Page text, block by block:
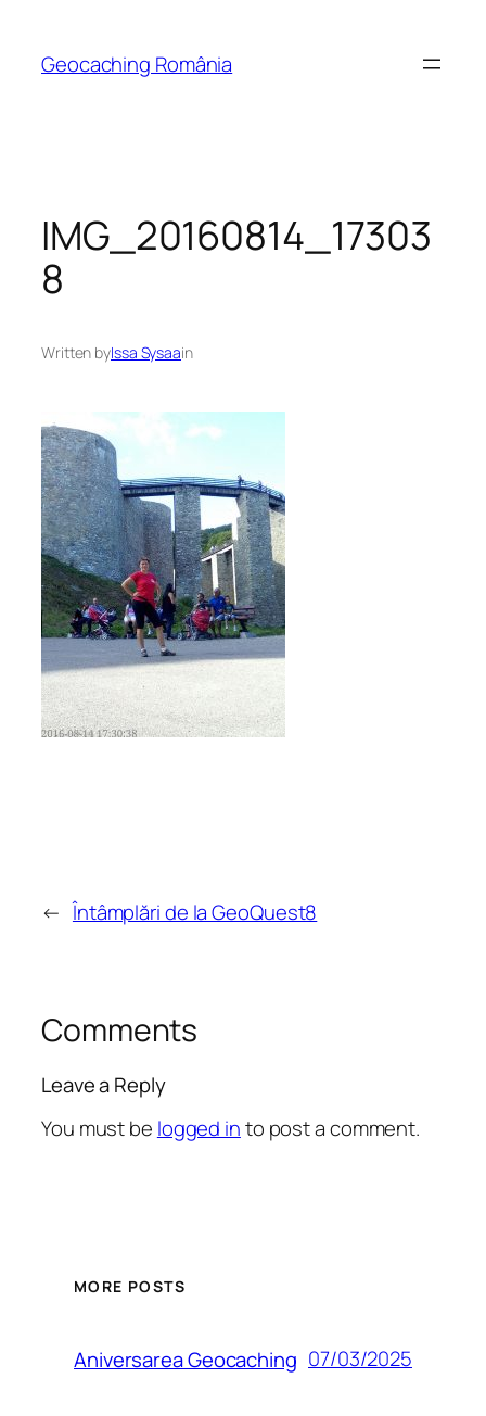
content
Geocaching România
IMG_20160814_17303
8
Written byIssa Sysaain
← Întâmplări de la GeoQuest8
Comments
Leave a Reply
You must be logged into post a comment.
MORE POSTS
Aniversarea Geocaching 07/03/2025